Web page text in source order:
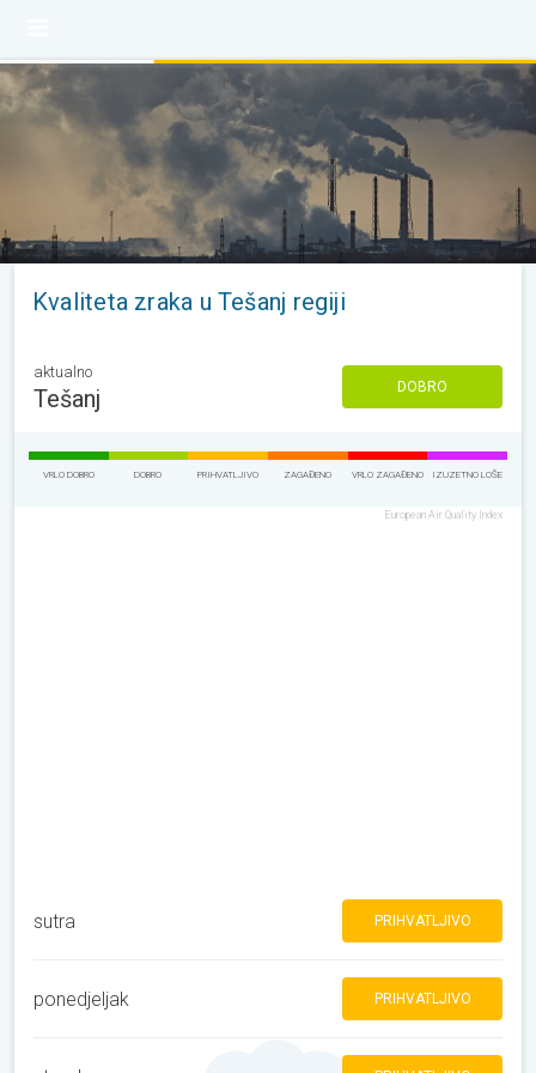
Kvaliteta zraka u Tešanj regiji
aktualno
Tešanj DOBRO
VRLO DOBRO DOBRO PRIHVATLJIVO ZAGAĐENO VRLO ZAGAĐENO IZUZETNO LOŠE
European Air Quality Index
sutra PRIHVATLJIVO
ponedjeljak PRIHVATLJIVO